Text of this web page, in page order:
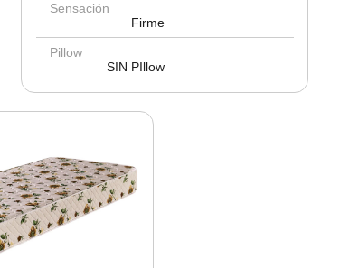
Sensación
Firme
Pillow
SIN PIllow